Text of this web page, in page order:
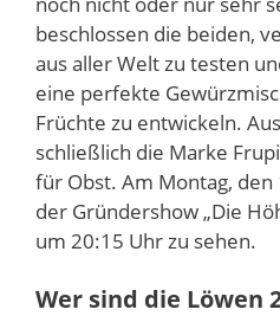
beschlossen die beiden,
aus aller Welt zu testen
eine perfekte
Früchte zu entwickeln.
schließlich die Marke
für Obst. Am Montag,
der Gründershow „Die
um 20:15 Uhr zu sehen.
Wer sind die Löwen